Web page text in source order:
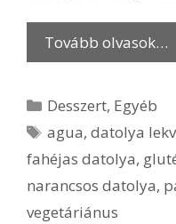
Tovább olvasok…
Kategória
Desszert, Egyéb
Címkék
agua,datolya
fahéjas datolya,
narancsos datolya,
vegetáriánus